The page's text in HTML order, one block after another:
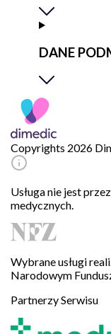
DANE
Copyrights 2026
Usługa nie jest
medycznych.
Wybrane usługi
Narodowym
Partnerzy Serwisu